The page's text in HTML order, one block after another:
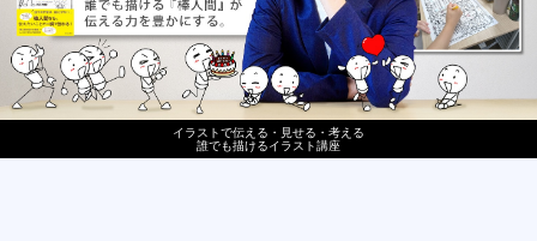
イラストで伝える・見せる・考える
誰でも描けるイラスト講座